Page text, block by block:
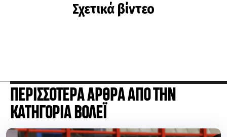
Σχετικά βίντεο
ΚΑΤΗΓΟΡΙΑ ΒΟΛΕΪ